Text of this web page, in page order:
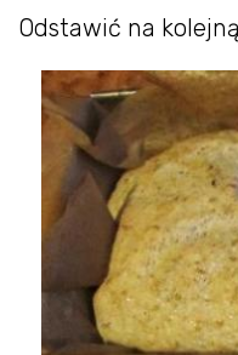
Odstawić na